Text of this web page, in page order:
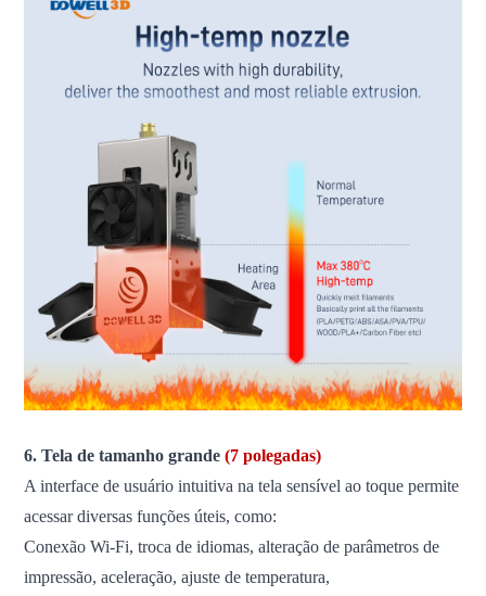
6. Tela de tamanho grande(7 polegadas)
A interface de usuário intuitiva na tela sensível ao toque permite
acessar diversas funções úteis, como:
Conexão Wi-Fi, troca de idiomas, alteração de parâmetros de
impressão, aceleração, ajuste de temperatura,